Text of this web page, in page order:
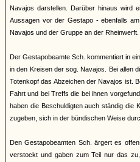
Navajos darstellen. Darüber hinaus wird
Aussagen vor der Gestapo - ebenfalls
Navajos und der Gruppe an der Rheinwerft.
Der Gestapobeamte Sch. kommentiert in
in den Kreisen der sog. Navajos. Bei allen
Totenkopf das Abzeichen der Navajos ist.
Fahrt und bei Treffs die bei ihnen
haben die Beschuldigten auch ständig die
zugeben, sich in der bündischen Weise
Den Gestapobeamten Sch. ärgert es
verstockt und gaben zum Teil nur das